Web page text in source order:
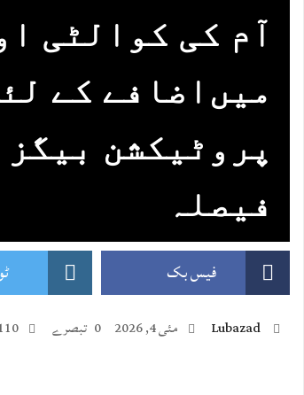
آم کی کوالٹی
میں‌اضافے کے
پروٹیکشن
فیصلہ
فیس بک
Lubazad مئی 4, 2026 0 تبصرے 110